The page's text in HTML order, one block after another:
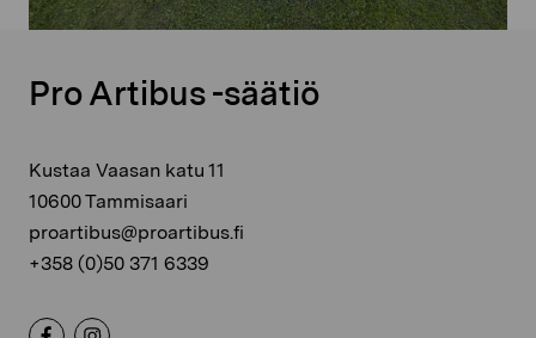
Pro Artibus -säätiö
Kustaa Vaasan katu 11
10600 Tammisaari
proartibus@proartibus.fi
+358 (0)50 371 6339